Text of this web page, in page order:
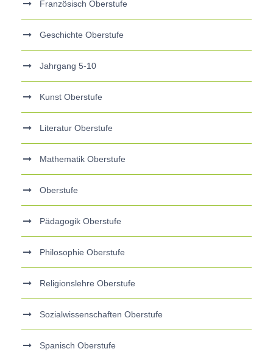
Französisch Oberstufe
Geschichte Oberstufe
Jahrgang 5-10
Kunst Oberstufe
Literatur Oberstufe
Mathematik Oberstufe
Oberstufe
Pädagogik Oberstufe
Philosophie Oberstufe
Religionslehre Oberstufe
Sozialwissenschaften Oberstufe
Spanisch Oberstufe